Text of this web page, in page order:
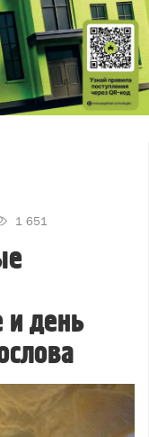
1 651
и день